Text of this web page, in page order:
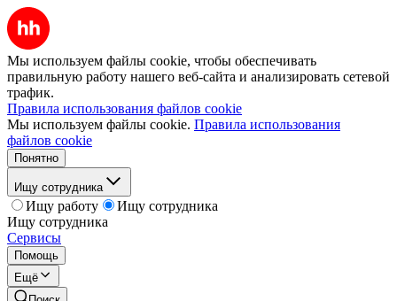
Мы используем файлы cookie, чтобы обеспечивать
правильную работу нашего веб-сайта и анализировать сетевой
трафик.
Правила использования файлов cookie
Мы используем файлы cookie. Правила использования
файлов cookie
Понятно
Ищу сотрудника
Ищу работу
Ищу сотрудника
Ищу сотрудника
Сервисы
Помощь
Ещё